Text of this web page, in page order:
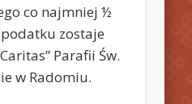
co najmniej ½
zostaje
Parafii Św.
w Radomiu.